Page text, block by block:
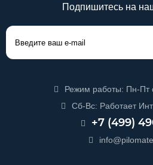
Подпишитесь на
Режим работы: Пн-Пт
Сб-Вс: Работает
+7 (499)